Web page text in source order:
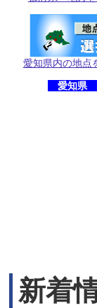
愛知県内の地点
愛知県
新着